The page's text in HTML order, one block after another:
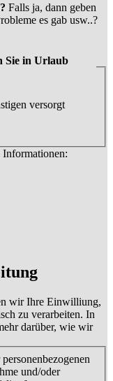
Falls ja, dann geben
es gab usw..?
Sie in Urlaub
versorgt
Informationen:
wir Ihre Einwilliung,
zu verarbeiten. In
darüber, wie wir
und/oder